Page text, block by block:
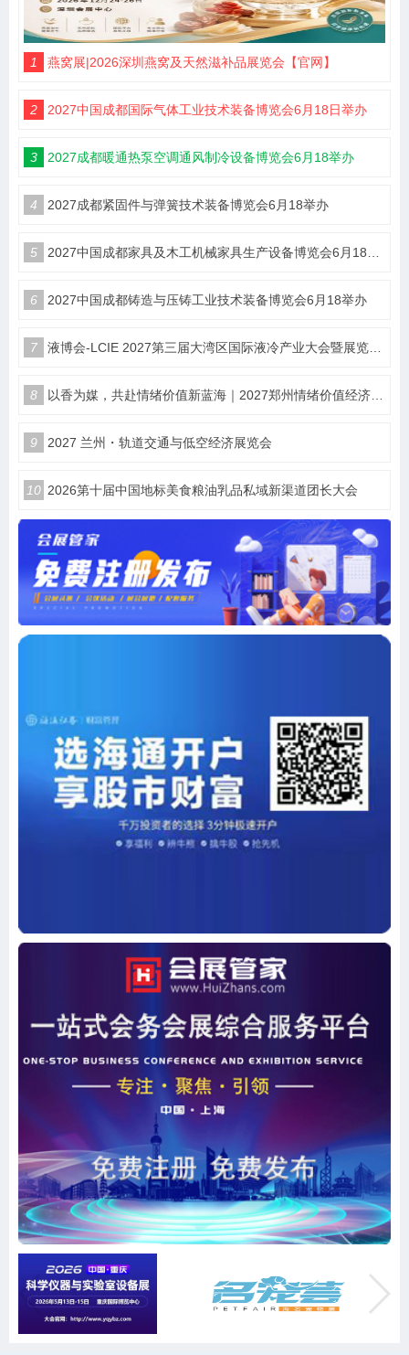
1 燕窝展|2026深圳燕窝及天然滋补品展览会【官网】
2 2027中国成都国际气体工业技术装备博览会6月18日举办
3 2027成都暖通热泵空调通风制冷设备博览会6月18举办
4 2027成都紧固件与弹簧技术装备博览会6月18举办
5 2027中国成都家具及木工机械家具生产设备博览会6月18举办
6 2027中国成都铸造与压铸工业技术装备博览会6月18举办
7 液博会-LCIE 2027第三届大湾区国际液冷产业大会暨展览会（深圳）
8 以香为媒，共赴情绪价值新蓝海｜2027郑州情绪价值经济博览会・香氛产业馆
9 2027 兰州・轨道交通与低空经济展览会
10 2026第十届中国地标美食粮油乳品私域新渠道团长大会